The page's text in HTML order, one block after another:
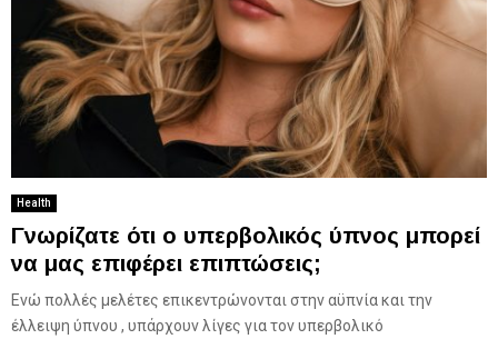
Health
Γνωρίζατε ότι ο υπερβολικός ύπνος μπορεί
να μας επιφέρει επιπτώσεις;
Ενώ πολλές μελέτες επικεντρώνονται στην αϋπνία και την
έλλειψη ύπνου , υπάρχουν λίγες για τον υπερβολικό